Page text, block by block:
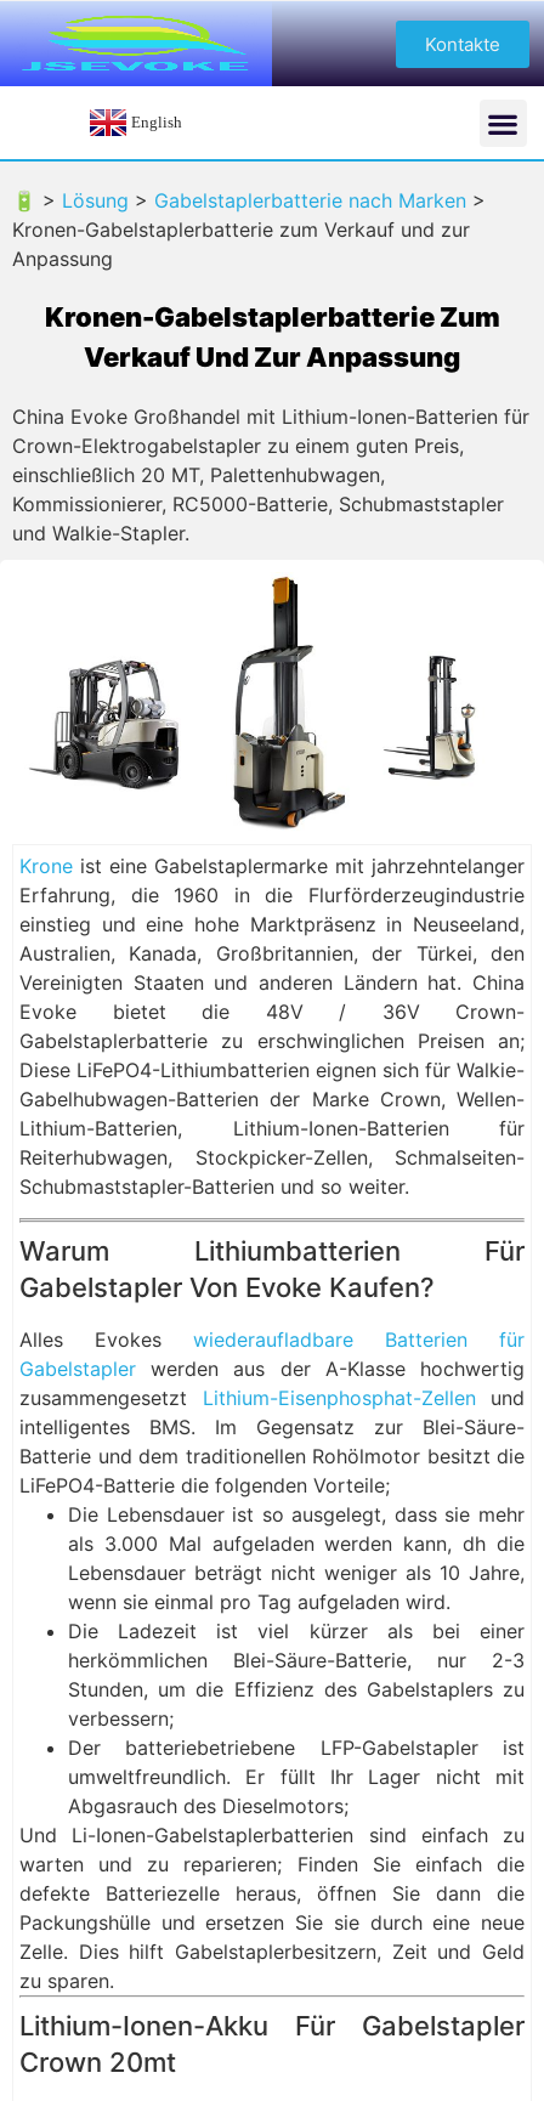
Kontakte
English
🔋 > Lösung > Gabelstaplerbatterie nach Marken >
Kronen-Gabelstaplerbatterie zum Verkauf und zur
Anpassung
Kronen-Gabelstaplerbatterie Zum
Verkauf Und Zur Anpassung
China Evoke Großhandel mit Lithium-Ionen-Batterien für
Crown-Elektrogabelstapler zu einem guten Preis,
einschließlich 20 MT, Palettenhubwagen,
Kommissionierer, RC5000-Batterie, Schubmaststapler
und Walkie-Stapler.
Krone ist eine Gabelstaplermarke mit jahrzehntelanger
Erfahrung, die 1960 in die Flurförderzeugindustrie
einstieg und eine hohe Marktpräsenz in Neuseeland,
Australien, Kanada, Großbritannien, der Türkei, den
Vereinigten Staaten und anderen Ländern hat. China
Evoke bietet die 48V / 36V Crown-
Gabelstaplerbatterie zu erschwinglichen Preisen an;
Diese LiFePO4-Lithiumbatterien eignen sich für Walkie-
Gabelhubwagen-Batterien der Marke Crown, Wellen-
Lithium-Batterien, Lithium-Ionen-Batterien für
Reiterhubwagen, Stockpicker-Zellen, Schmalseiten-
Schubmaststapler-Batterien und so weiter.
Warum Lithiumbatterien Für
Gabelstapler Von Evoke Kaufen?
Alles Evokes wiederaufladbare Batterien für
Gabelstapler werden aus der A-Klasse hochwertig
zusammengesetzt Lithium-Eisenphosphat-Zellenund
intelligentes BMS. Im Gegensatz zur Blei-Säure-
Batterie und dem traditionellen Rohölmotor besitzt die
LiFePO4-Batterie die folgenden Vorteile;
Die Lebensdauer ist so ausgelegt, dass sie mehr
als 3.000 Mal aufgeladen werden kann, dh die
Lebensdauer beträgt nicht weniger als 10 Jahre,
wenn sie einmal pro Tag aufgeladen wird.
Die Ladezeit ist viel kürzer als bei einer
herkömmlichen Blei-Säure-Batterie, nur 2-3
Stunden, um die Effizienz des Gabelstaplers zu
verbessern;
Der batteriebetriebene LFP-Gabelstapler ist
umweltfreundlich. Er füllt Ihr Lager nicht mit
Abgasrauch des Dieselmotors;
Und Li-Ionen-Gabelstaplerbatterien sind einfach zu
warten und zu reparieren; Finden Sie einfach die
defekte Batteriezelle heraus, öffnen Sie dann die
Packungshülle und ersetzen Sie sie durch eine neue
Zelle. Dies hilft Gabelstaplerbesitzern, Zeit und Geld
zu sparen.
Lithium-Ionen-Akku Für Gabelstapler
Crown 20mt